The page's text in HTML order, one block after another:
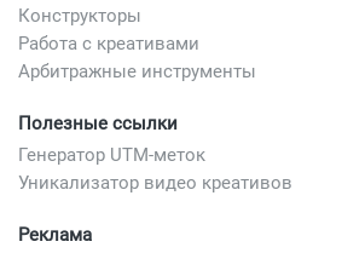
Конструкторы
Работа с креативами
Арбитражные инструменты
Полезные ссылки
Генератор UTM-меток
Уникализатор видео креативов
Реклама